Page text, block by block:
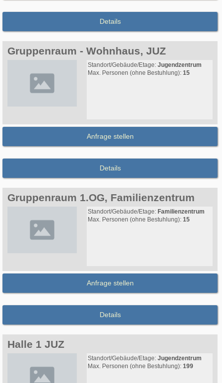
Details
Gruppenraum - Wohnhaus, JUZ
Standort/Gebäude/Etage: Jugendzentrum
Max. Personen (ohne Bestuhlung): 15
Anfrage stellen
Details
Gruppenraum 1.OG, Familienzentrum
Standort/Gebäude/Etage: Familienzentrum
Max. Personen (ohne Bestuhlung): 15
Anfrage stellen
Details
Halle 1 JUZ
Standort/Gebäude/Etage: Jugendzentrum
Max. Personen (ohne Bestuhlung): 199